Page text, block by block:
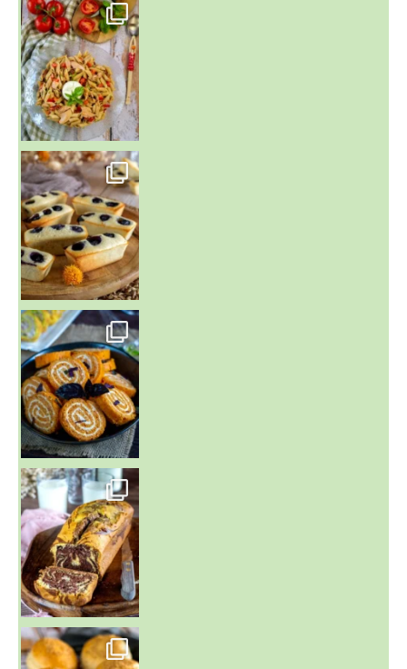
~ SALADE DE PÂTES AUX DEUX TOMATES THON ET BURRA
~ FINANCIERS MYRTILLES ET CITRON ~
Aujourd'hu
~ BUNS MAISON ~
Un peu de boulange par ici au